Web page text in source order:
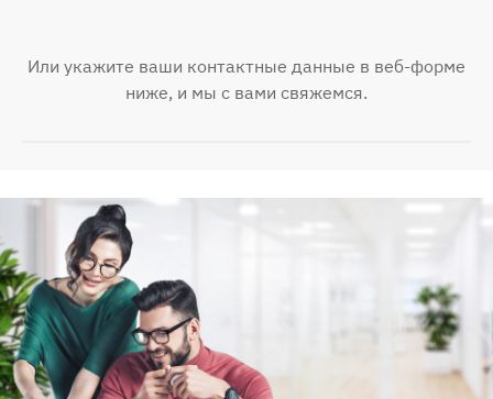
Или укажите ваши контактные данные в веб-форме
ниже, и мы с вами свяжемся.